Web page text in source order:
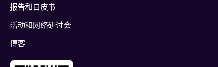
报告和白皮书
活动和网络研讨会
博客